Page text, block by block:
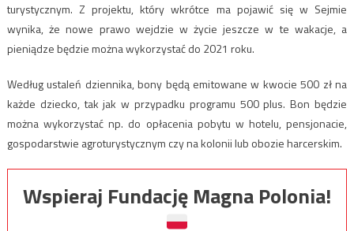
turystycznym. Z projektu, który wkrótce ma pojawić się w Sejmie
wynika, że nowe prawo wejdzie w życie jeszcze w te wakacje, a
pieniądze będzie można wykorzystać do 2021 roku.
Według ustaleń dziennika, bony będą emitowane w kwocie 500 zł na
każde dziecko, tak jak w przypadku programu 500 plus. Bon będzie
można wykorzystać np. do opłacenia pobytu w hotelu, pensjonacie,
gospodarstwie agroturystycznym czy na kolonii lub obozie harcerskim.
Wspieraj Fundację Magna Polonia!